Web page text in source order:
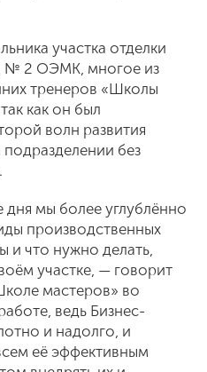
участка отделки
№ 2 ОЭМК, многое из
тренеров «Школы
как он был
волн развития
без
дня мы более углублённо
производственных
и что нужно делать,
участке, — говорит
мастеров» во
ведь Бизнес-
и надолго, и
её эффективным